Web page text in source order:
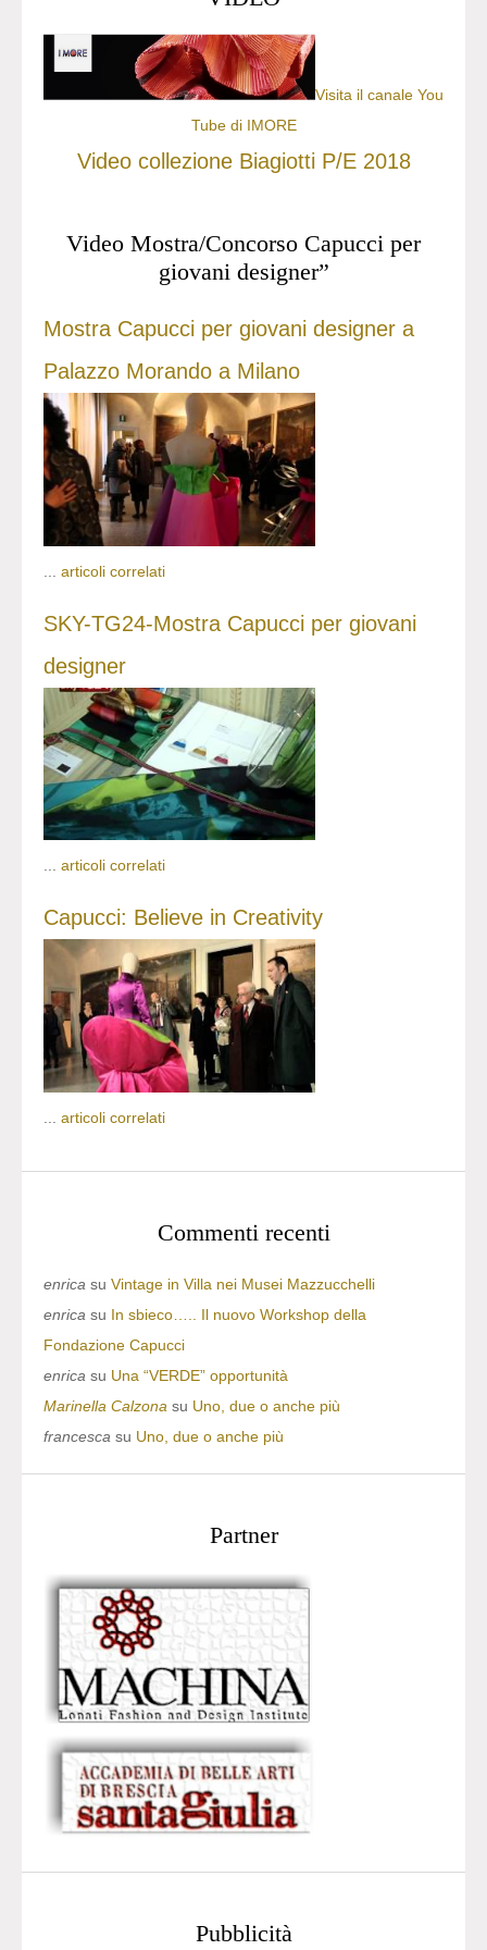
Visita il canale You
Tube di IMORE
Video collezione Biagiotti P/E 2018
Video Mostra/Concorso Capucci per
giovani designer”
Mostra Capucci per giovani designer a
Palazzo Morando a Milano
articoli correlati
SKY-TG24-Mostra Capucci per giovani
designer
... articoli correlati
Capucci: Believe in Creativity
articoli correlati
Commenti recenti
enrica su Vintage in Villa nei Musei Mazzucchelli
enrica su In sbieco….. Il nuovo Workshop della
Fondazione Capucci
enrica su Una “VERDE” opportunità
Marinella Calzona su Uno, due o anche più
francesca su Uno, due o anche più
Partner
Pubblicità